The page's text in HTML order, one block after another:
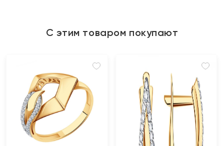
С этим товаром покупают